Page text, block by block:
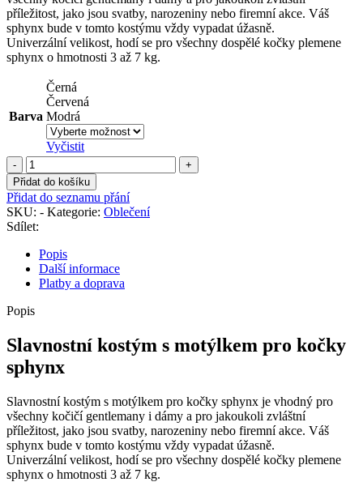
příležitost, jako jsou svatby, narozeniny nebo firemní akce. Váš
sphynx bude v tomto kostýmu vždy vypadat úžasně.
Univerzální velikost, hodí se pro všechny dospělé kočky plemene
sphynx o hmotnosti 3 až 7 kg.
Barva
Černá
Červená
Modrá
Vyčistit
Slavnostní
kostým
s
motýlkem
pro
kočky
sphynx
množství
Přidat do košíku
Přidat do seznamu přání
SKU: - Kategorie: Oblečení
Sdílet:
Popis
Další informace
Platby a doprava
Popis
Slavnostní kostým s motýlkem pro kočky
sphynx
Slavnostní kostým s motýlkem pro kočky sphynx je vhodný pro
všechny kočičí gentlemany i dámy a pro jakoukoli zvláštní
příležitost, jako jsou svatby, narozeniny nebo firemní akce. Váš
sphynx bude v tomto kostýmu vždy vypadat úžasně.
Univerzální velikost, hodí se pro všechny dospělé kočky plemene
sphynx o hmotnosti 3 až 7 kg.